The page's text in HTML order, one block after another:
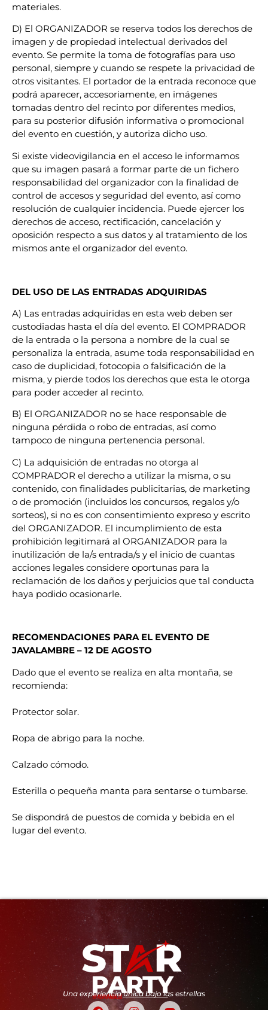
materiales.
D) El ORGANIZADOR se reserva todos los derechos de
imagen y de propiedad intelectual derivados del
evento. Se permite la toma de fotografías para uso
personal, siempre y cuando se respete la privacidad de
otros visitantes. El portador de la entrada reconoce que
podrá aparecer, accesoriamente, en imágenes
tomadas dentro del recinto por diferentes medios,
para su posterior difusión informativa o promocional
del evento en cuestión, y autoriza dicho uso.
Si existe videovigilancia en el acceso le informamos
que su imagen pasará a formar parte de un fichero
responsabilidad del organizador con la finalidad de
control de accesos y seguridad del evento, así como
resolución de cualquier incidencia. Puede ejercer los
derechos de acceso, rectificación, cancelación y
oposición respecto a sus datos y al tratamiento de los
mismos ante el organizador del evento.
DEL USO DE LAS ENTRADAS ADQUIRIDAS
A) Las entradas adquiridas en esta web deben ser
custodiadas hasta el día del evento. El COMPRADOR
de la entrada o la persona a nombre de la cual se
personaliza la entrada, asume toda responsabilidad en
caso de duplicidad, fotocopia o falsificación de la
misma, y pierde todos los derechos que esta le otorga
para poder acceder al recinto.
B) El ORGANIZADOR no se hace responsable de
ninguna pérdida o robo de entradas, así como
tampoco de ninguna pertenencia personal.
C) La adquisición de entradas no otorga al
COMPRADOR el derecho a utilizar la misma, o su
contenido, con finalidades publicitarias, de marketing
o de promoción (incluidos los concursos, regalos y/o
sorteos), si no es con consentimiento expreso y escrito
del ORGANIZADOR. El incumplimiento de esta
prohibición legitimará al ORGANIZADOR para la
inutilización de la/s entrada/s y el inicio de cuantas
acciones legales considere oportunas para la
reclamación de los daños y perjuicios que tal conducta
haya podido ocasionarle.
RECOMENDACIONES PARA EL EVENTO DE
JAVALAMBRE – 12 DE AGOSTO
Dado que el evento se realiza en alta montaña, se
recomienda:
Protector solar.
Ropa de abrigo para la noche.
Calzado cómodo.
Esterilla o pequeña manta para sentarse o tumbarse.
Se dispondrá de puestos de comida y bebida en el
lugar del evento.
Una experiencia única bajo las estrellas